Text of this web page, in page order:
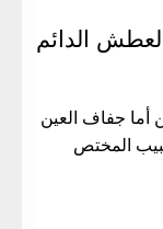
الدائم
جفاف العين
المختص